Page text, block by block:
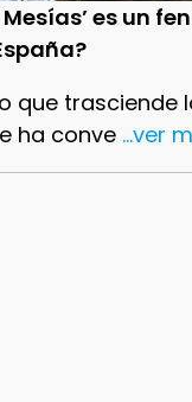
Mesías’ es un
que trasciende
ha conve...ver